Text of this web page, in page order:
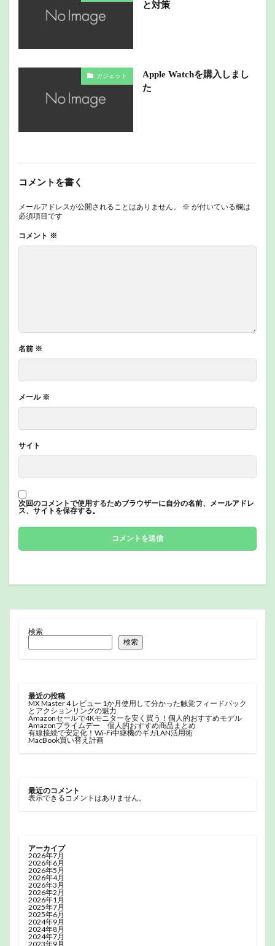
と対策
ガジェット
Apple Watchを購入しまし
た
コメントを書く
メールアドレスが公開されることはありません。 ※ が付いている欄は
必須項目です
コメント ※
名前 ※
メール ※
サイト
次回のコメントで使用するためブラウザーに自分の名前、メールアドレ
ス、サイトを保存する。
検索
検索
最近の投稿
MX Master 4 レビュー 1か月使用して分かった触覚フィードバック
とアクションリングの魅力
Amazonセールで4Kモニターを安く買う！個人的おすすめモデル
Amazonプライムデー 個人的おすすめ商品まとめ
有線接続で安定化！Wi-Fi中継機のギガLAN活用術
MacBook買い替え計画
最近のコメント
表示できるコメントはありません。
アーカイブ
2026年7月
2026年6月
2026年5月
2026年4月
2026年3月
2026年2月
2026年1月
2025年7月
2025年6月
2024年9月
2024年8月
2024年7月
2023年9月